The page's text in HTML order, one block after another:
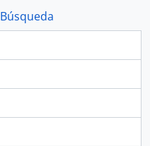
Búsqueda